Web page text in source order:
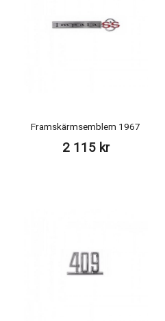
Framskärmsemblem 1967
2 115 kr